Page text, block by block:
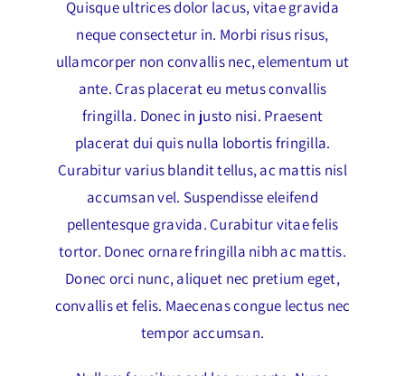
Quisque ultrices dolor lacus, vitae gravida
neque consectetur in. Morbi risus risus,
ullamcorper non convallis nec, elementum ut
ante. Cras placerat eu metus convallis
fringilla. Donec in justo nisi. Praesent
placerat dui quis nulla lobortis fringilla.
Curabitur varius blandit tellus, ac mattis nisl
accumsan vel. Suspendisse eleifend
pellentesque gravida. Curabitur vitae felis
tortor. Donec ornare fringilla nibh ac mattis.
Donec orci nunc, aliquet nec pretium eget,
convallis et felis. Maecenas congue lectus nec
tempor accumsan.